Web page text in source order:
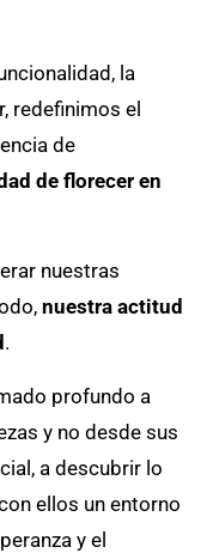
la
redefinimos el
de
de florecer en
nuestras
nuestra actitud
.
profundo a
y no desde sus
a descubrir lo
ellos un entorno
y el